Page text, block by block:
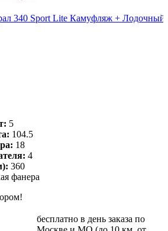
340 Sport Lite Камуфляж + Лодочный
5
104.5
18
4
360
фанера
бесплатно в день заказа по